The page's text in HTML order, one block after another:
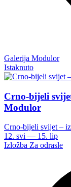
Galerija Modulor
Istaknuto
Crno-bijeli
Modulor
Crno-bijeli svijet –
12. svi — 15. lip
Izložba Za odrasle